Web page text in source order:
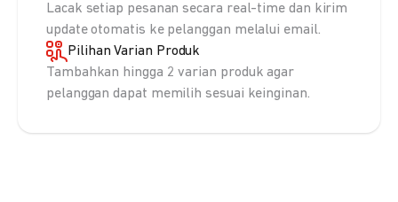
Lacak setiap pesanan secara real-time dan kirim
update otomatis ke pelanggan melalui email.
Pilihan Varian Produk
Tambahkan hingga 2 varian produk agar
pelanggan dapat memilih sesuai keinginan.